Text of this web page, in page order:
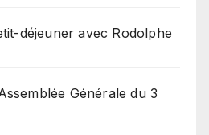
déjeuner avec Rodolphe
Générale du 3